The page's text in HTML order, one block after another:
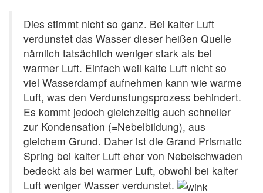
Dies stimmt nicht so ganz. Bei kalter Luft
verdunstet das Wasser dieser heißen Quelle
nämlich tatsächlich weniger stark als bei
warmer Luft. Einfach weil kalte Luft nicht so
viel Wasserdampf aufnehmen kann wie warme
Luft, was den Verdunstungsprozess behindert.
Es kommt jedoch gleichzeitig auch schneller
zur Kondensation (=Nebelbildung), aus
gleichem Grund. Daher ist die Grand Prismatic
Spring bei kalter Luft eher von Nebelschwaden
bedeckt als bei warmer Luft, obwohl bei kalter
Luft weniger Wasser verdunstet.